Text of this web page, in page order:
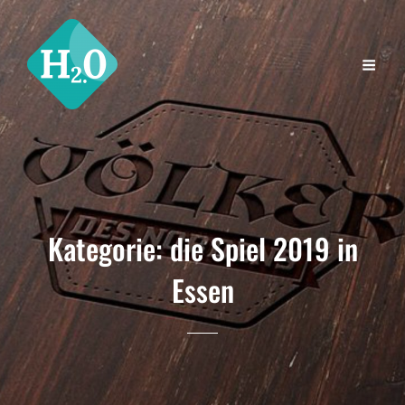
Kategorie:die Spiel 2019 in
Essen